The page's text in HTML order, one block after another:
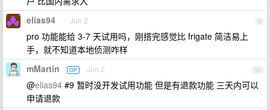
9
elias94 Jun 2
pro 功能能给 3-7 天试用吗，刚搭完感觉比 frigate 简洁易上
手，就不知道本地侦测咋样
10
mMartin OP Jun 2
@elias94 #9 暂时没开发试用功能 但是有退款功能 三天内可以
申请退款